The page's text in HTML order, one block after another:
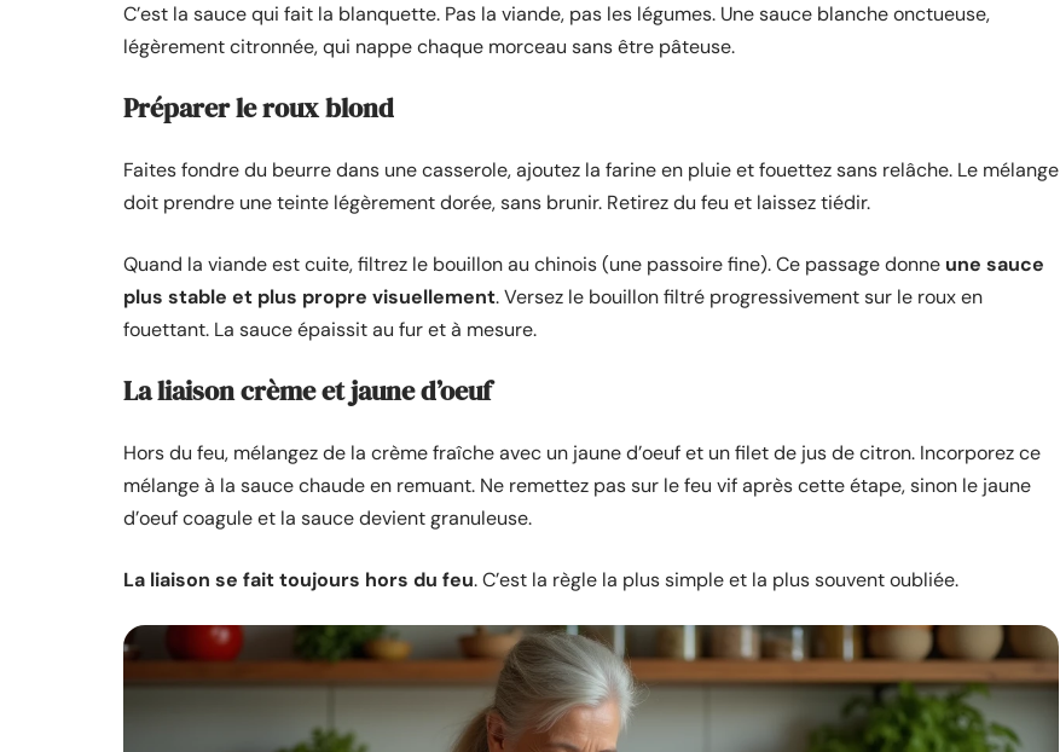
C’est la sauce qui fait la blanquette. Pas la viande, pas les légumes. Une sauce blanche onctueuse,
légèrement citronnée, qui nappe chaque morceau sans être pâteuse.
Préparer le roux blond
Faites fondre du beurre dans une casserole, ajoutez la farine en pluie et fouettez sans relâche. Le mélange
doit prendre une teinte légèrement dorée, sans brunir. Retirez du feu et laissez tiédir.
Quand la viande est cuite, filtrez le bouillon au chinois (une passoire fine). Ce passage donne une sauce
plus stable et plus propre visuellement. Versez le bouillon filtré progressivement sur le roux en
fouettant. La sauce épaissit au fur et à mesure.
La liaison crème et jaune d’oeuf
Hors du feu, mélangez de la crème fraîche avec un jaune d’oeuf et un filet de jus de citron. Incorporez ce
mélange à la sauce chaude en remuant. Ne remettez pas sur le feu vif après cette étape, sinon le jaune
d’oeuf coagule et la sauce devient granuleuse.
La liaison se fait toujours hors du feu. C’est la règle la plus simple et la plus souvent oubliée.